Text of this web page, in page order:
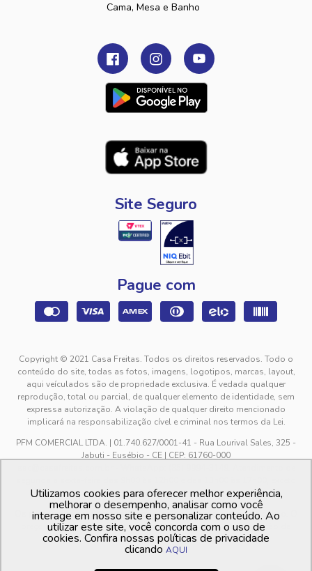
Cama, Mesa e Banho
Site Seguro
Pague com
Copyright © 2021 Casa Freitas. Todos os direitos reservados. Todo o
conteúdo do site, todas as fotos, imagens, logotipos, marcas, layout,
aqui veículados são de propriedade exclusiva. É vedada qualquer
reprodução, total ou parcial, de qualquer elemento de identidade, sem
expressa autorização. A violação de qualquer direito mencionado
implicará na responsabilização cível e criminal nos termos da Lei.
PFM COMERCIAL LTDA. | 01.740.627/0001-41 - Rua Lourival Sales, 325 -
Jabuti - Eusébio - CE | CEP: 61760-000
feriados.
Os preços dos produtos estão sujeitos a alteração sem aviso prévio. O
preço valido é sempre o apresentado no momento da finalização da
compra, no carrinho de compras.
Utilizamos cookies para oferecer melhor experiência,
melhorar o desempenho, analisar como você
interage em nosso site e personalizar conteúdo. Ao
utilizar este site, você concorda com o uso de
cookies. Confira nossas políticas de privacidade
clicando AQUI